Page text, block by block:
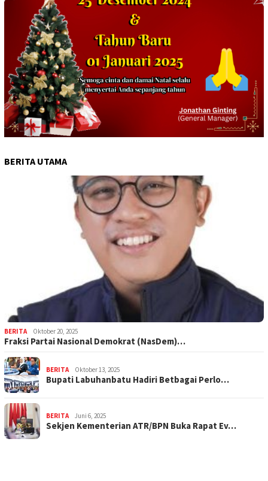
BERITA UTAMA
BERITA Oktober 20, 2025
Fraksi Partai Nasional Demokrat (NasDem)…
BERITA Oktober 13, 2025
Bupati Labuhanbatu Hadiri Betbagai Perlo…
BERITA Juni 6, 2025
Sekjen Kementerian ATR/BPN Buka Rapat Ev…